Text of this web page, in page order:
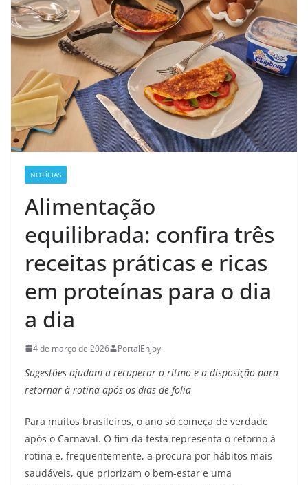
NOTÍCIAS
Alimentação
equilibrada: confira três
receitas práticas e ricas
em proteínas para o dia
a dia
4 de março de 2026 PortalEnjoy
Sugestões ajudam a recuperar o ritmo e a disposição para
retornar à rotina após os dias de folia
Para muitos brasileiros, o ano só começa de verdade
após o Carnaval. O fim da festa representa o retorno à
rotina e, frequentemente, a procura por hábitos mais
saudáveis, que priorizam o bem-estar e uma